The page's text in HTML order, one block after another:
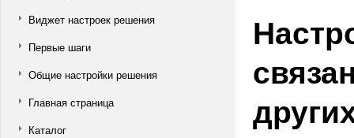
Виджет настроек решения
Первые шаги
Общие настройки решения
Главная страница
Каталог